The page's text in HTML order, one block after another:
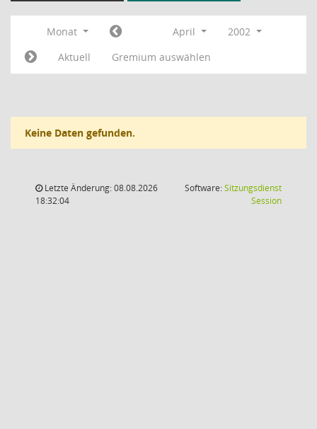
Monat April
2002
Aktuell
Gremium auswählen
Keine Daten gefunden.
Letzte Änderung: 08.08.2026
18:32:04
Software:Sitzungsdienst
Session(Wird in